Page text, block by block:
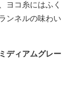
ヨコ糸にはふく
ンネルの味わい
ディアムグレー